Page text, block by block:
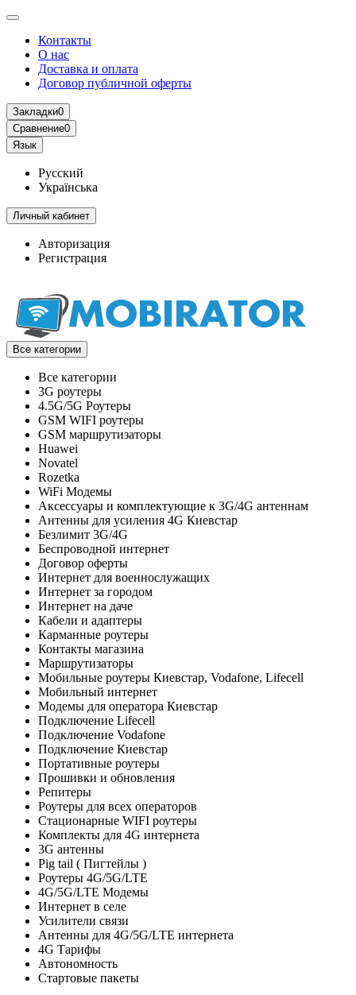
Контакты
О нас
Доставка и оплата
Договор публичной оферты
Закладки0
Сравнение0
Язык
Русский
Українська
Личный кабинет
Авторизация
Регистрация
Все категории
Все категории
3G роутеры
4.5G/5G Роутеры
GSM WIFI роутеры
GSM маршрутизаторы
Huawei
Novatel
Rozetka
WiFi Модемы
Аксессуары и комплектующие к 3G/4G антеннам
Антенны для усиления 4G Киевстар
Безлимит 3G/4G
Беспроводной интернет
Договор оферты
Интернет для военнослужащих
Интернет за городом
Интернет на даче
Кабели и адаптеры
Карманные роутеры
Контакты магазина
Маршрутизаторы
Мобильные роутеры Киевстар, Vodafone, Lifecell
Мобильный интернет
Модемы для оператора Киевстар
Подключение Lifecell
Подключение Vodafone
Подключение Киевстар
Портативные роутеры
Прошивки и обновления
Репитеры
Роутеры для всех операторов
Стационарные WIFI роутеры
Комплекты для 4G интернета
3G антенны
Pig tail ( Пигтейлы )
Роутеры 4G/5G/LTE
4G/5G/LTE Модемы
Интернет в селе
Усилители связи
Антенны для 4G/5G/LTE интернета
4G Тарифы
Автономность
Стартовые пакеты